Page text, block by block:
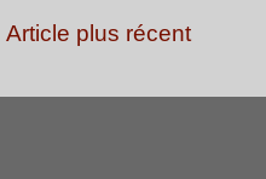
Article plus récent